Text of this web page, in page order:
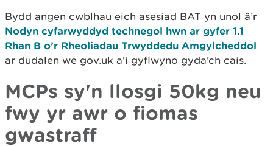
Bydd angen cwblhau eich asesiad BAT yn unol â’r
Nodyn cyfarwyddyd technegol hwn ar gyfer 1.1
Rhan B o’r Rheoliadau Trwyddedu Amgylcheddol
ar dudalen we gov.uk a’i gyflwyno gyda’ch cais.
MCPs sy'n llosgi 50kg neu
fwy yr awr o fiomas
gwastraff